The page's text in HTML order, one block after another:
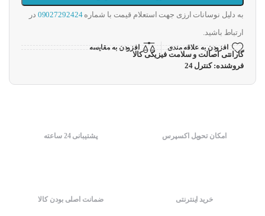
به دلیل نوسانات ارزی جهت استعلام قیمت با شماره09027292424 در
ارتباط باشید.
افزودن به علاقه مندی افزودن به مقایسه
گارانتی اصالت و سلامت فیزیکی کالا
فروشنده: کنترل 24
امکان تحویل اکسپرس پشتیبانی 24 ساعته
خرید اینترنتی ضمانت اصلی بودن کالا